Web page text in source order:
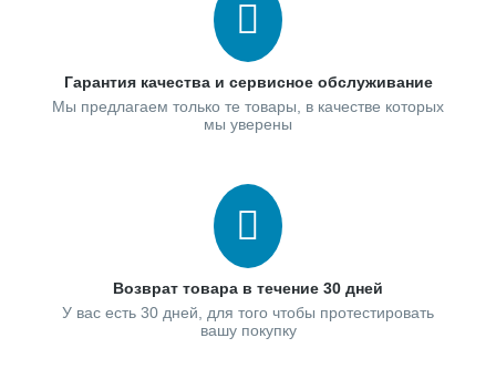
Гарантия качества и сервисное обслуживание
Мы предлагаем только те товары, в качестве которых
мы уверены
Возврат товара в течение 30 дней
У вас есть 30 дней, для того чтобы протестировать
вашу покупку